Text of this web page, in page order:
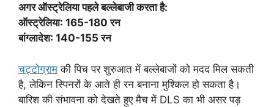
अगर ऑस्ट्रेलिया पहले बल्लेबाजी करता है:
ऑस्ट्रेलिया: 165-180 रन
बांग्लादेश: 140-155 रन
चट्टोग्राम की पिच पर शुरुआत में बल्लेबाजों को मदद मिल सकती
है, लेकिन स्पिनरों के आते ही रन बनाना मुश्किल हो सकता है।
बारिश की संभावना को देखते हुए मैच में DLS का भी असर पड़